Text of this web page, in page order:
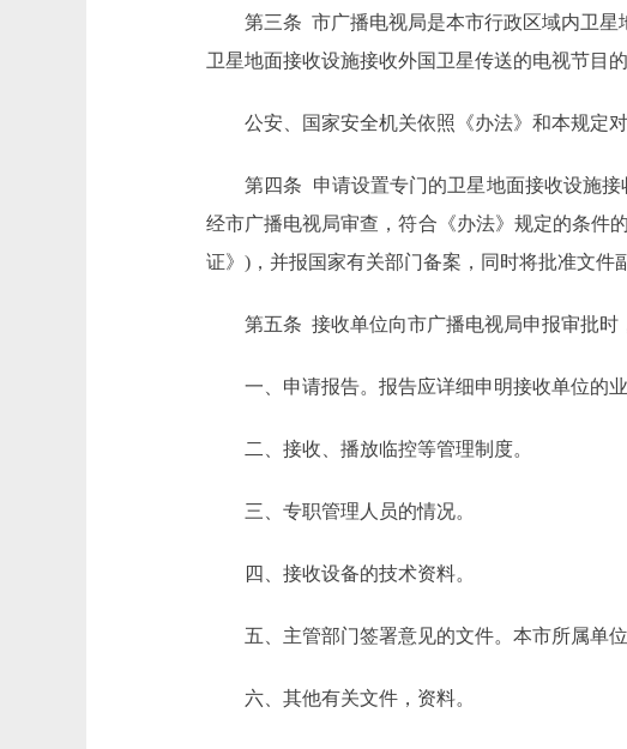
第三条 市广播电视局是本市行政区域内卫星
卫星地面接收设施接收外国卫星传送的电视节目的
公安、国家安全机关依照《办法》和本规定对
第四条 申请设置专门的卫星地面接收设施接
经市广播电视局审查，符合《办法》规定的条件
证》)，并报国家有关部门备案，同时将批准文件
第五条 接收单位向市广播电视局申报审批时
一、申请报告。报告应详细申明接收单位的业
二、接收、播放临控等管理制度。
三、专职管理人员的情况。
四、接收设备的技术资料。
五、主管部门签署意见的文件。本市所属单位
六、其他有关文件，资料。